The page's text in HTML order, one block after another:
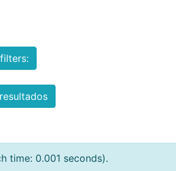
time: 0.001 seconds).